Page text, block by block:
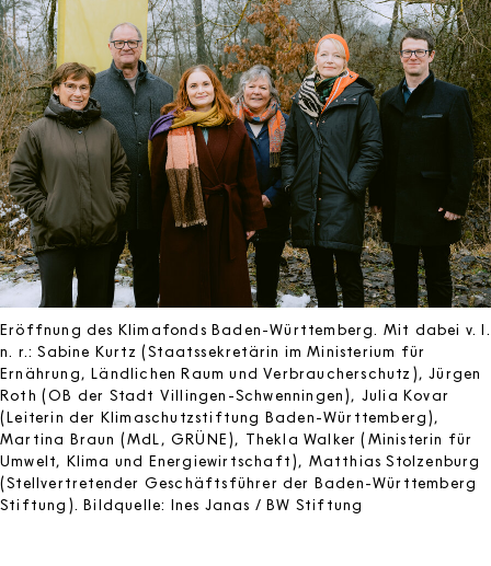
Eröffnung des Klimafonds Baden-Württemberg. Mit dabei v. l.
n. r.: Sabine Kurtz (Staatssekretärin im Ministerium für
Ernährung, Ländlichen Raum und Verbraucherschutz), Jürgen
Roth (OB der Stadt Villingen-Schwenningen), Julia Kovar
(Leiterin der Klimaschutzstiftung Baden-Württemberg),
Martina Braun (MdL, GRÜNE), Thekla Walker (Ministerin für
Umwelt, Klima und Energiewirtschaft), Matthias Stolzenburg
(Stellvertretender Geschäftsführer der Baden-Württemberg
Stiftung). Bildquelle: Ines Janas / BW Stiftung